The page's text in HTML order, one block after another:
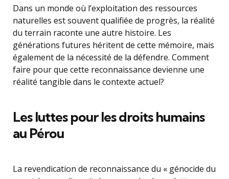
Dans un monde où l’exploitation des ressources
naturelles est souvent qualifiée de progrès, la réalité
du terrain raconte une autre histoire. Les
générations futures héritent de cette mémoire, mais
également de la nécessité de la défendre. Comment
faire pour que cette reconnaissance devienne une
réalité tangible dans le contexte actuel?
Les luttes pour les droits humains
au Pérou
La revendication de reconnaissance du « génocide du